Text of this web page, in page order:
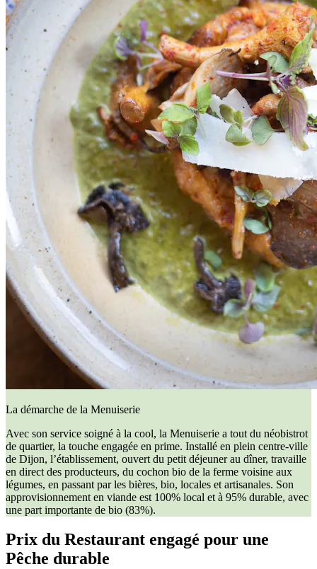
La démarche de la Menuiserie
Avec son service soigné à la cool, la Menuiserie a tout du néobistrot
de quartier, la touche engagée en prime. Installé en plein centre-ville
de Dijon, l’établissement, ouvert du petit déjeuner au dîner, travaille
en direct des producteurs, du cochon bio de la ferme voisine aux
légumes, en passant par les bières, bio, locales et artisanales. Son
approvisionnement en viande est 100% local et à 95% durable, avec
une part importante de bio (83%).
Prix du Restaurant engagé pour une
Pêche durable